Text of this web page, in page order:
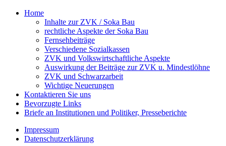
Home
Inhalte zur ZVK / Soka Bau
rechtliche Aspekte der Soka Bau
Fernsehbeiträge
Verschiedene Sozialkassen
ZVK und Volkswirtschaftliche Aspekte
Auswirkung der Beiträge zur ZVK u. Mindestlöhne
ZVK und Schwarzarbeit
Wichtige Neuerungen
Kontaktieren Sie uns
Bevorzugte Links
Briefe an Institutionen und Politiker, Presseberichte
Impressum
Datenschutzerklärung